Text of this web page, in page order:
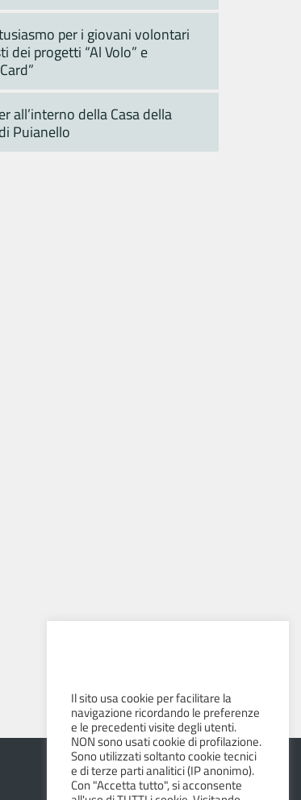
per i giovani volontari
dei progetti “Al Volo” e
all’interno della Casa della
Puianello
Il sito usa cookie per facilitare la
navigazione ricordando le preferenze
e le precedenti visite degli utenti.
NON sono usati cookie di profilazione.
Sono utilizzati soltanto cookie tecnici
e di terze parti analitici (IP anonimo).
Con "Accetta tutto", si acconsente